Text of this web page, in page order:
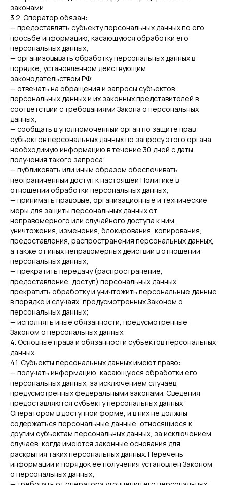
законами.
3.2. Оператор обязан:
— предоставлять субъекту персональных данных по его
просьбе информацию, касающуюся обработки его
персональных данных;
— организовывать обработку персональных данных в
порядке, установленном действующим
законодательством РФ;
— отвечать на обращения и запросы субъектов
персональных данных и их законных представителей в
соответствии с требованиями Закона о персональных
данных;
— сообщать в уполномоченный орган по защите прав
субъектов персональных данных по запросу этого органа
необходимую информацию в течение 30 дней с даты
получения такого запроса;
— публиковать или иным образом обеспечивать
неограниченный доступ к настоящей Политике в
отношении обработки персональных данных;
— принимать правовые, организационные и технические
меры для защиты персональных данных от
неправомерного или случайного доступа к ним,
уничтожения, изменения, блокирования, копирования,
предоставления, распространения персональных данных,
а также от иных неправомерных действий в отношении
персональных данных;
— прекратить передачу (распространение,
предоставление, доступ) персональных данных,
прекратить обработку и уничтожить персональные данные
в порядке и случаях, предусмотренных Законом о
персональных данных;
— исполнять иные обязанности, предусмотренные
Законом о персональных данных.
4. Основные права и обязанности субъектов персональных
данных
4.1. Субъекты персональных данных имеют право:
— получать информацию, касающуюся обработки его
персональных данных, за исключением случаев,
предусмотренных федеральными законами. Сведения
предоставляются субъекту персональных данных
Оператором в доступной форме, и в них не должны
содержаться персональные данные, относящиеся к
другим субъектам персональных данных, за исключением
случаев, когда имеются законные основания для
раскрытия таких персональных данных. Перечень
информации и порядок ее получения установлен Законом
о персональных данных;